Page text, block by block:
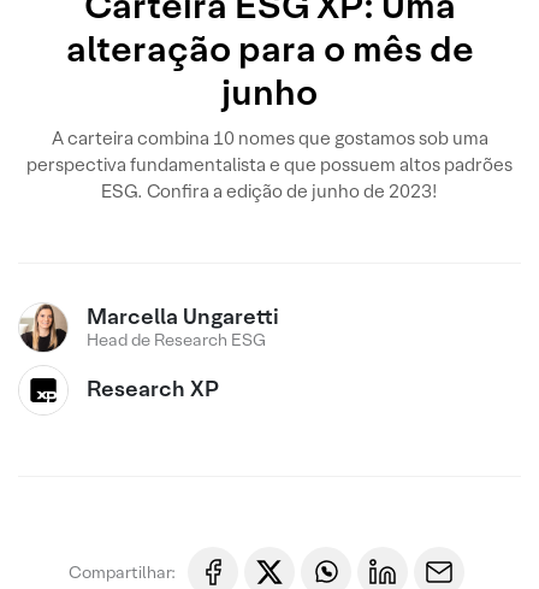
alteração para o mês de
junho
A carteira combina 10 nomes que gostamos sob uma
perspectiva fundamentalista e que possuem altos padrões
ESG. Confira a edição de junho de 2023!
Marcella Ungaretti
Head de Research ESG
Research XP
Compartilhar: